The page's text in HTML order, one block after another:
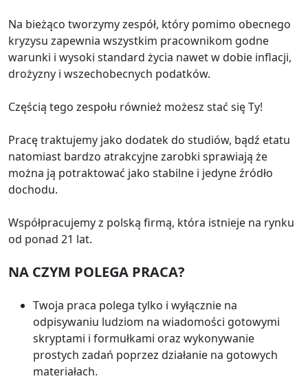
Na bieżąco tworzymy zespół, który pomimo obecnego
kryzysu zapewnia wszystkim pracownikom godne
warunki i wysoki standard życia nawet w dobie inflacji,
drożyzny i wszechobecnych podatków.
Częścią tego zespołu również możesz stać się Ty!
Pracę traktujemy jako dodatek do studiów, bądź etatu
natomiast bardzo atrakcyjne zarobki sprawiają że
można ją potraktować jako stabilne i jedyne źródło
dochodu.
Współpracujemy z polską firmą, która istnieje na rynku
od ponad 21 lat.
NA CZYM POLEGA PRACA?
Twoja praca polega tylko i wyłącznie na
odpisywaniu ludziom na wiadomości gotowymi
skryptami i formułkami oraz wykonywanie
prostych zadań poprzez działanie na gotowych
materiałach.